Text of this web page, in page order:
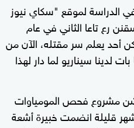
seconds
الدراسة لموقع "سكاي نيوز
رع تاعا الثاني في عام
يكن أحد يعلم سر مقتله، الآن من
لدينا سيناريو لما دار لهذا
مشروع فحص المومياوات
2005، وبعد أشهر قليلة انضمت خبيرة أشعة